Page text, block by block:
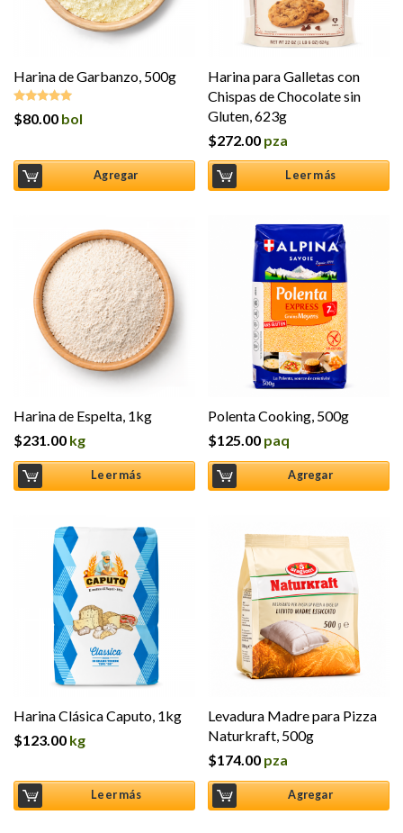
Harina de Garbanzo, 500g
Valorado en
$80.00 bol
Agregar
Harina para Galletas con
Chispas de Chocolate sin
Gluten, 623g
$272.00 pza
Leer más
Harina de Espelta, 1kg
$231.00 kg
Leer más
Polenta Cooking, 500g
$125.00 paq
Agregar
Harina Clásica Caputo, 1kg
$123.00 kg
Leer más
Levadura Madre para Pizza
Naturkraft, 500g
$174.00 pza
Agregar